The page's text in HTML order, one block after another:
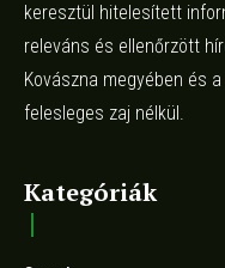
keresztül hitelesített
releváns és ellenőrzött
Kovászna megyében és
felesleges zaj nélkül.
Kategóriák